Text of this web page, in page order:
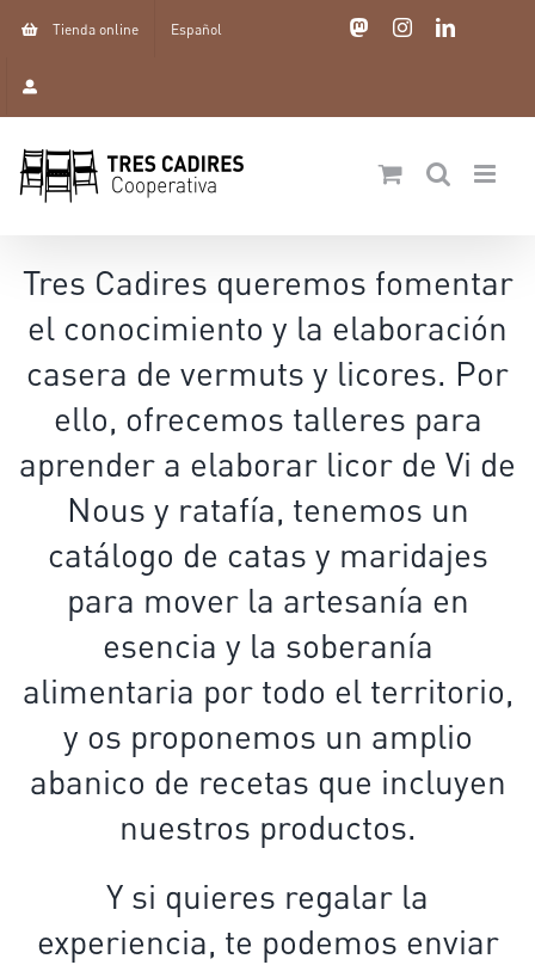
Skip
content
Tienda online Español MastodonInstagramLinkedIn
Tres Cadires queremos fomentar
el conocimiento y la elaboración
casera de vermuts y licores. Por
ello, ofrecemos talleres para
aprender a elaborar licor de Vi de
Nous y ratafía, tenemos un
catálogo de catas y maridajes
para mover la artesanía en
esencia y la soberanía
alimentaria por todo el territorio,
y os proponemos un amplio
abanico de recetas que incluyen
nuestros productos.
Y si quieres regalar la
experiencia, te podemos enviar